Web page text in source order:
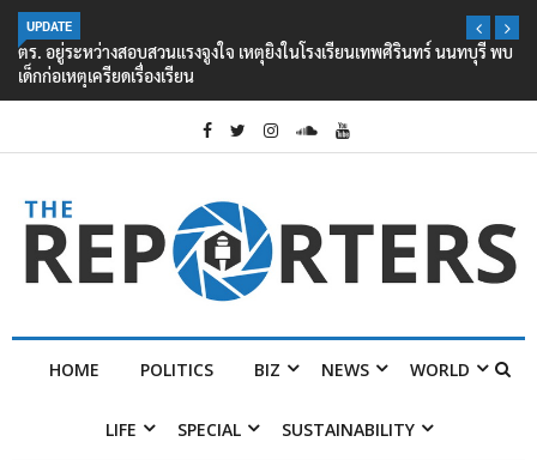
UPDATE
ตร. อยู่ระหว่างสอบสวนแรงจูงใจ เหตุยิงในโรงเรียนเทพศิรินทร์ นนทบุรี พบ
เด็กก่อเหตุเครียดเรื่องเรียน
HOME POLITICS BIZ NEWS WORLD
LIFE SPECIAL SUSTAINABILITY